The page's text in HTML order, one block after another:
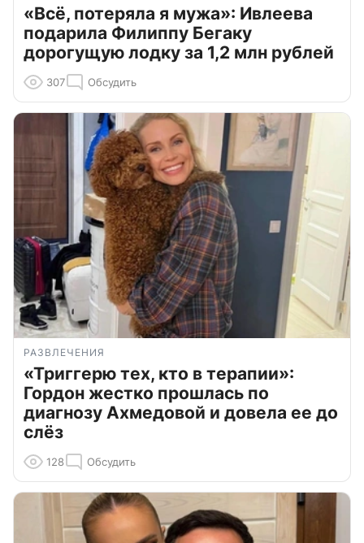
«Всё, потеряла я мужа»: Ивлеева
подарила Филиппу Бегаку
дорогущую лодку за 1,2 млн рублей
307 Обсудить
РАЗВЛЕЧЕНИЯ
«Триггерю тех, кто в терапии»:
Гордон жестко прошлась по
диагнозу Ахмедовой и довела ее до
слёз
128 Обсудить